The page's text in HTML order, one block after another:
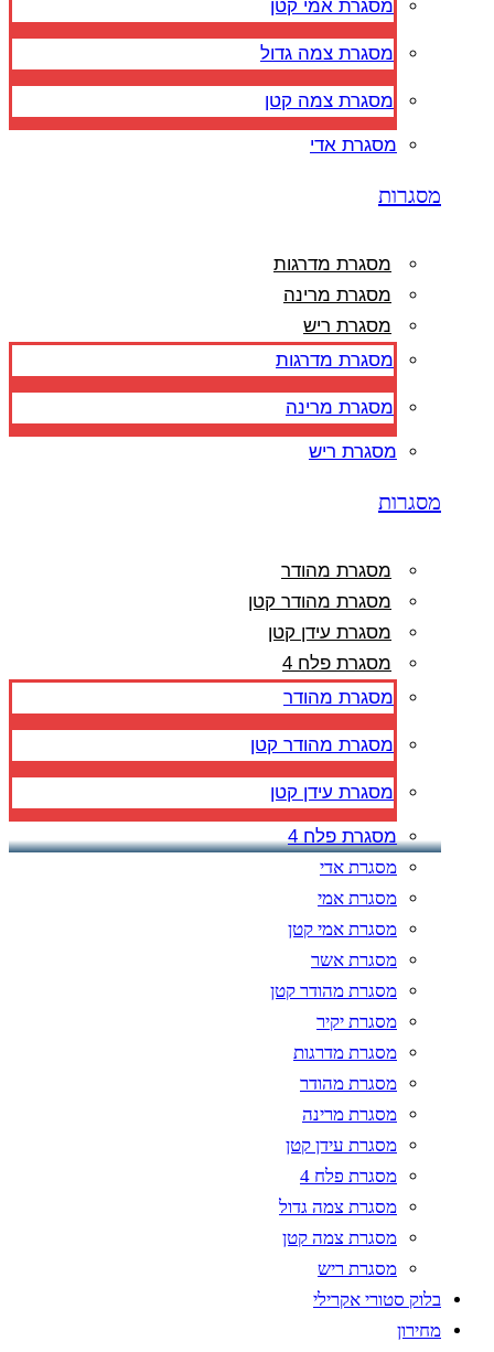
מסגרת אמי קטן
מסגרת צמה גדול
מסגרת צמה קטן
מסגרת אדי
מסגרות
מסגרת מדרגות
מסגרת מרינה
מסגרת ריש
מסגרת מדרגות
מסגרת מרינה
מסגרת ריש
מסגרות
מסגרת מהודר
מסגרת מהודר קטן
מסגרת עידן קטן
מסגרת פלח 4
מסגרת מהודר
מסגרת מהודר קטן
מסגרת עידן קטן
מסגרת פלח 4
מסגרת אדי
מסגרת אמי
מסגרת אמי קטן
מסגרת אשר
מסגרת מהודר קטן
מסגרת יקיר
מסגרת מדרגות
מסגרת מהודר
מסגרת מרינה
מסגרת עידן קטן
מסגרת פלח 4
מסגרת צמה גדול
מסגרת צמה קטן
מסגרת ריש
בלוק סטורי אקרילי
מחירון